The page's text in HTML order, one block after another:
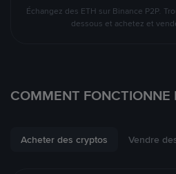
Échangez des ETH sur Binance P2P.
dessous et achetez et
COMMENT FONCTIONNE
Acheter des cryptos Vendre